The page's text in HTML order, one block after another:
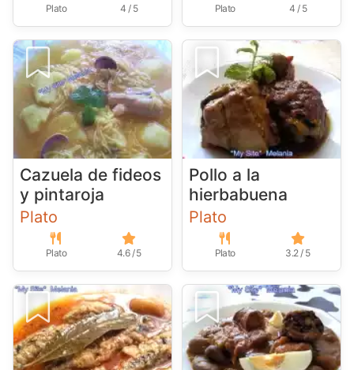
Plato 4 / 5 Plato 4 / 5
Cazuela de fideos
y pintaroja
Plato
Plato 4.6 / 5
Pollo a la
hierbabuena
Plato
Plato 3.2 / 5